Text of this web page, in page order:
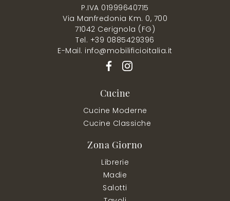
P.IVA 01999640715
Via Manfredonia Km. 0, 700
71042 Cerignola (FG)
Tel. +39 0885429396
E-Mail. info@mobilificioitalia.it
Cucine
Cucine Moderne
Cucine Classiche
Zona Giorno
Librerie
Madie
Salotti